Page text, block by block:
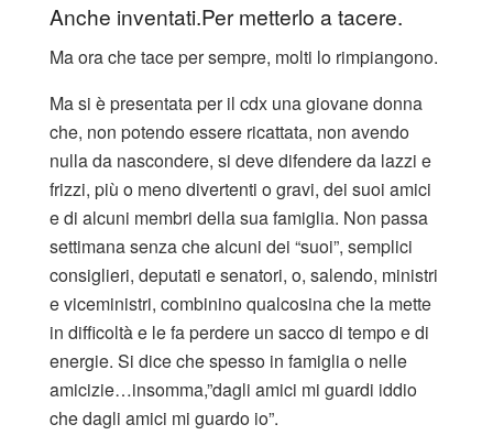
Anche inventati.Per metterlo a tacere.
Ma ora che tace per sempre, molti lo rimpiangono.
Ma si è presentata per il cdx una giovane donna
che, non potendo essere ricattata, non avendo
nulla da nascondere, si deve difendere da lazzi e
frizzi, più o meno divertenti o gravi, dei suoi amici
e di alcuni membri della sua famiglia. Non passa
settimana senza che alcuni dei “suoi”, semplici
consiglieri, deputati e senatori, o, salendo, ministri
e viceministri, combinino qualcosina che la mette
in difficoltà e le fa perdere un sacco di tempo e di
energie. Si dice che spesso in famiglia o nelle
amicizie…insomma,”dagli amici mi guardi iddio
che dagli amici mi guardo io”.